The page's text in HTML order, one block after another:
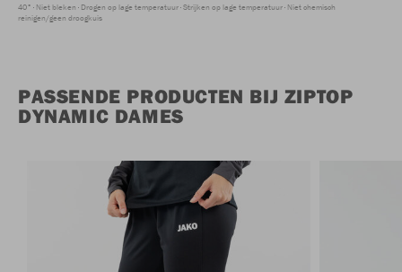
40° Niet bleken Drogen op lage temperatuur Strijken op lage temperatuur Niet chemisch
reinigen/geen droogkuis
PASSENDE PRODUCTEN BIJ ZIPTOP
DYNAMIC DAMES